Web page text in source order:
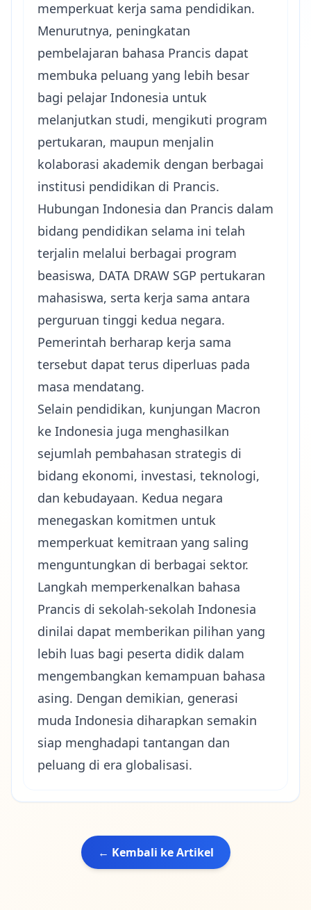
memperkuat kerja sama pendidikan.
Menurutnya, peningkatan
pembelajaran bahasa Prancis dapat
membuka peluang yang lebih besar
bagi pelajar Indonesia untuk
melanjutkan studi, mengikuti program
pertukaran, maupun menjalin
kolaborasi akademik dengan berbagai
institusi pendidikan di Prancis.
Hubungan Indonesia dan Prancis dalam
bidang pendidikan selama ini telah
terjalin melalui berbagai program
beasiswa, DATA DRAW SGP pertukaran
mahasiswa, serta kerja sama antara
perguruan tinggi kedua negara.
Pemerintah berharap kerja sama
tersebut dapat terus diperluas pada
masa mendatang.
Selain pendidikan, kunjungan Macron
ke Indonesia juga menghasilkan
sejumlah pembahasan strategis di
bidang ekonomi, investasi, teknologi,
dan kebudayaan. Kedua negara
menegaskan komitmen untuk
memperkuat kemitraan yang saling
menguntungkan di berbagai sektor.
Langkah memperkenalkan bahasa
Prancis di sekolah-sekolah Indonesia
dinilai dapat memberikan pilihan yang
lebih luas bagi peserta didik dalam
mengembangkan kemampuan bahasa
asing. Dengan demikian, generasi
muda Indonesia diharapkan semakin
siap menghadapi tantangan dan
peluang di era globalisasi.
← Kembali ke Artikel